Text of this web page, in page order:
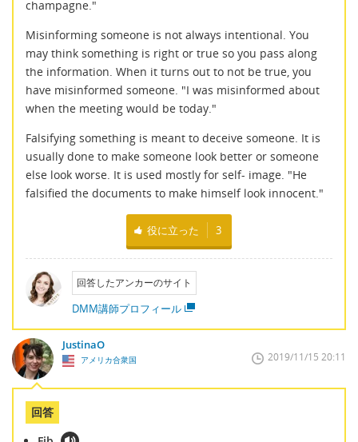
champagne."
Misinforming someone is not always intentional. You
may think something is right or true so you pass along
the information. When it turns out to not be true, you
have misinformed someone. "I was misinformed about
when the meeting would be today."
Falsifying something is meant to deceive someone. It is
usually done to make someone look better or someone
else look worse. It is used mostly for self- image. "He
falsified the documents to make himself look innocent."
役に立った 3
回答したアンカーのサイト
DMM講師プロフィール
JustinaO
アメリカ合衆国 2019/11/15 20:11
回答